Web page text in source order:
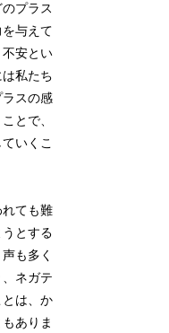
プラス
与えて
不安とい
私たち
スの感
とで、
いくこ
れても難
とする
も多く
ネガテ
とは、か
ありま